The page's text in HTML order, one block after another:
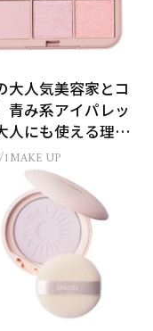
大人気美容家とコ
青み系アイパレッ
人にも使える理由
MAKE UP